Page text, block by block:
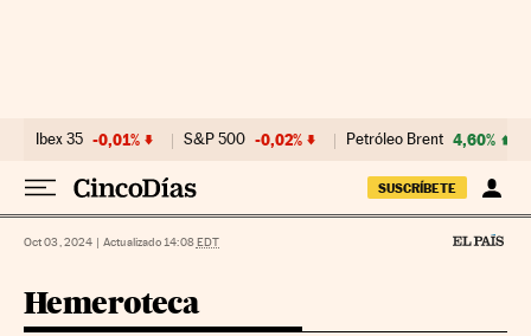
Ibex 35 -0,01% S&P 500 -0,02% Petróleo Brent 4,60%
SUSCRÍBETE
Oct 03, 2024 | Actualizado 14:08EDT
Hemeroteca